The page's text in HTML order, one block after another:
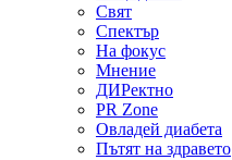
Свят
Спектър
На фокус
Мнение
ДИРектно
PR Zone
Овладей диабета
Пътят на здравето